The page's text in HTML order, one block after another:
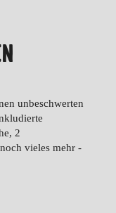
unbeschwerten
2
vieles mehr -